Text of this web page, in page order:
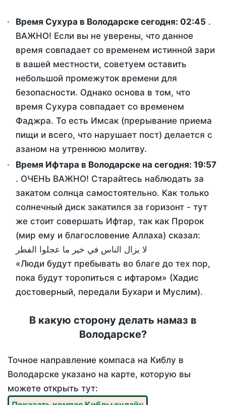
Время Сухура в Володарске сегодня: 02:45 .
ВАЖНО! Если вы не уверены, что данное
время совпадает со временем истинной зари
в вашей местности, советуем оставить
небольшой промежуток времени для
безопасности. Однако основа в том, что
время Сухура совпадает со временем
Фаджра. То есть Имсак (прерывание приема
пищи и всего, что нарушает пост) делается с
азаном на утреннюю молитву.
Время Ифтара в Володарске на сегодня: 19:57
. ОЧЕНЬ ВАЖНО! Старайтесь наблюдать за
закатом солнца самостоятельно. Как только
солнечный диск закатился за горизонт - тут
же стоит совершать Ифтар, так как Пророк
(мир ему и благословение Аллаха) сказал:
لا يزال الناس في خير ما عجلوا الفطر
«Люди будут пребывать во благе до тех пор,
пока будут торопиться с ифтаром» (Хадис
достоверный, передали Бухари и Муслим).
В какую сторону делать намаз в
Володарске?
Точное направление компаса на Киблу в
Володарске указано на карте, которую вы
можете открыть тут: